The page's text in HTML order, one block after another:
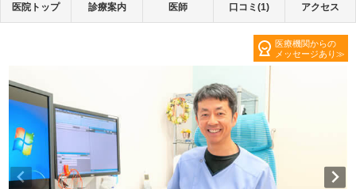
医院トップ 診療案内 医師 口コミ(1) アクセス
医療機関からの
メッセージあり